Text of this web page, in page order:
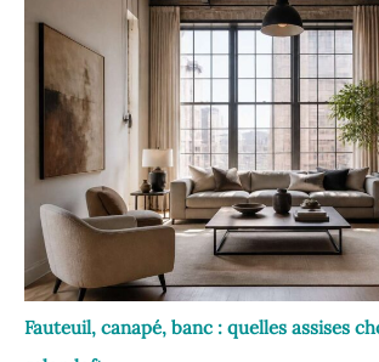
Fauteuil, canapé, banc : quelles assises